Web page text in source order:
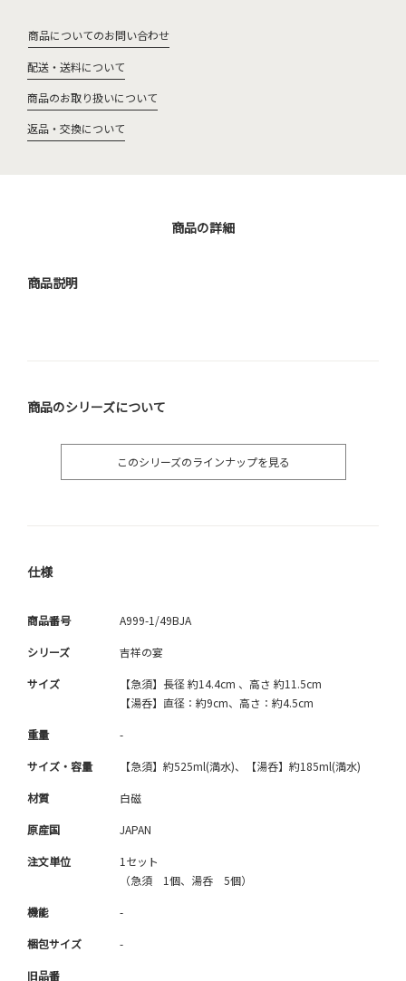
商品についてのお問い合わせ
配送・送料について
商品のお取り扱いについて
返品・交換について
商品の詳細
商品説明
商品のシリーズについて
このシリーズのラインナップを見る
仕様
商品番号 A999-1/49BJA
シリーズ 吉祥の宴
サイズ
【急須】長径 約14.4cm 、高さ 約11.5cm
【湯呑】直径：約9cm、高さ：約4.5cm
重量 -
サイズ・容量 【急須】約525ml(満水)、【湯呑】約185ml(満水)
材質 白磁
原産国 JAPAN
注文単位
1セット
（急須 1個、湯呑 5個）
機能 -
梱包サイズ -
旧品番